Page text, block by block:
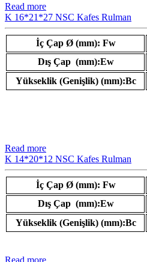
Read more
K 16*21*27 NSC Kafes Rulman
İç Çap Ø (mm): Fw
Dış Çap (mm):Ew
Yükseklik (Genişlik) (mm):Bc
Read more
K 14*20*12 NSC Kafes Rulman
İç Çap Ø (mm): Fw
Dış Çap (mm):Ew
Yükseklik (Genişlik) (mm):Bc
Read more